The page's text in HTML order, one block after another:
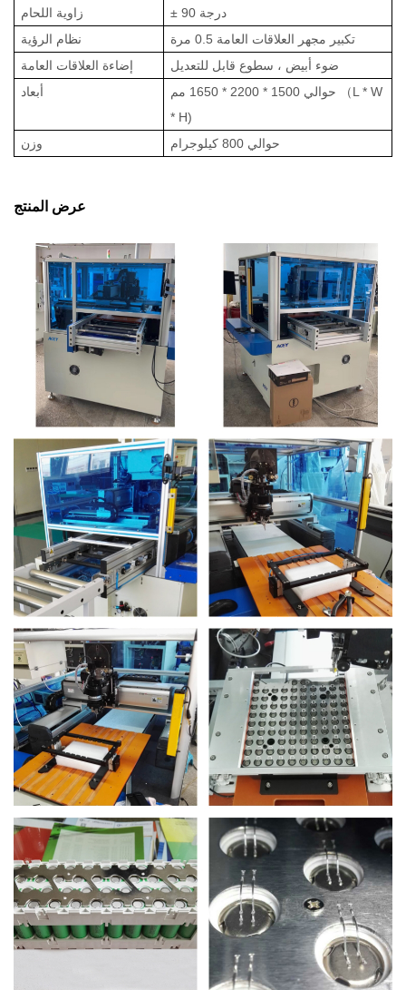
زاوية اللحام
± 90 درجة
نظام الرؤية
تكبير مجهر العلاقات العامة 0.5 مرة
إضاءة العلاقات العامة
ضوء أبيض ، سطوع قابل للتعديل
أبعاد
حوالي （L * W
* H)
وزن
حوالي 800 كيلوجرام